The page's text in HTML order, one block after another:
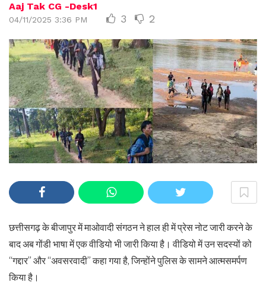
Aaj Tak CG -Desk1
04/11/2025 3:36 PM 3 2
छत्तीसगढ़ के बीजापुर में माओवादी संगठन ने हाल ही में प्रेस नोट जारी करने के
बाद अब गोंडी भाषा में एक वीडियो भी जारी किया है। वीडियो में उन सदस्यों को
“गद्दार” और “अवसरवादी” कहा गया है, जिन्होंने पुलिस के सामने आत्मसमर्पण
किया है।